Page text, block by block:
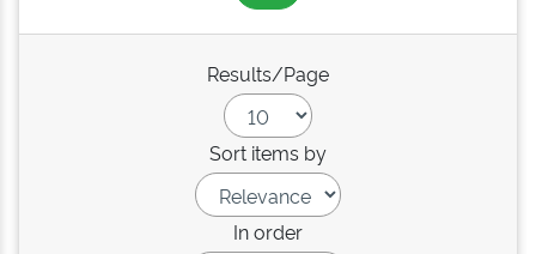
Results/Page
Sort items by
In order